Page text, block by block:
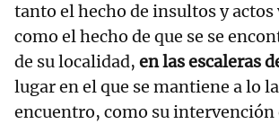
tanto el hecho de insultos y
como el hecho de que se se
de su localidad, en las escaleras
lugar en el que se mantiene a lo
encuentro, como su intervención